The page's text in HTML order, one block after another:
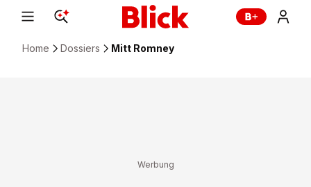
Home Dossiers Mitt Romney